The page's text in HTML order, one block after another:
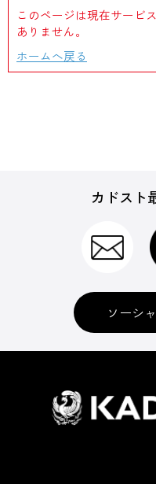
このページは現在サービ
ありません。
ホームへ戻る
カドスト
ソーシ